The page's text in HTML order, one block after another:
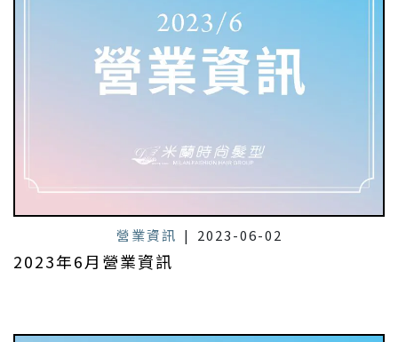
營業資訊 | 2023-06-02
2023年6月營業資訊